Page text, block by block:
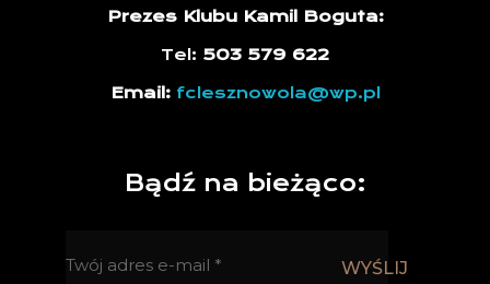
Prezes Klubu Kamil Boguta:
Tel: 503 579 622
Email: fclesznowola@wp.pl
Bądź na bieżąco: